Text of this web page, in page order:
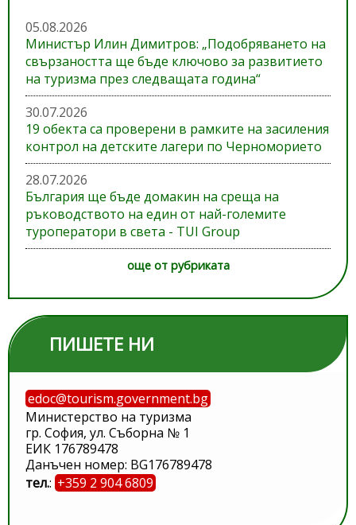
05.08.2026
Министър Илин Димитров: „Подобряването на
свързаността ще бъде ключово за развитието
на туризма през следващата година“
30.07.2026
19 обекта са проверени в рамките на засиления
контрол на детските лагери по Черноморието
28.07.2026
България ще бъде домакин на среща на
ръководството на един от най-големите
туроператори в света - TUI Group
още от рубриката
ПИШЕТЕ НИ
edoc@tourism.government.bg
Министерство на туризма
гр. София, ул. Съборна № 1
ЕИК 176789478
Данъчен номер: BG176789478
тел.: +359 2 904 6809